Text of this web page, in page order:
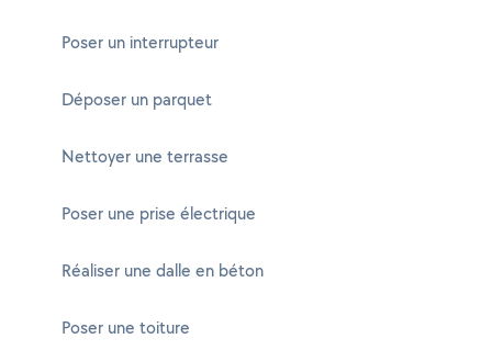
Poser un interrupteur
Déposer un parquet
Nettoyer une terrasse
Poser une prise électrique
Réaliser une dalle en béton
Poser une toiture